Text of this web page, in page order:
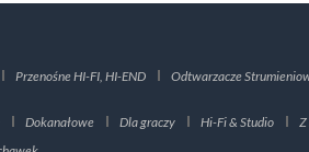
Przenośne HI-FI, HI-END Odtwarzacze
Dokanałowe Dla graczy Hi-Fi & Studio Z